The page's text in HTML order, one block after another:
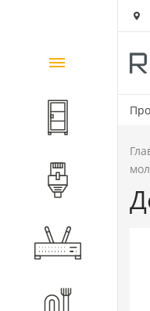
Каталог
Шкафы